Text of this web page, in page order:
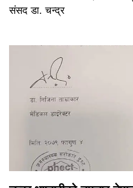
संसद डा. चन्द्र